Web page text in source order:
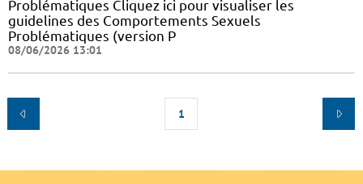
Problématiques Cliquez ici pour visualiser les
guidelines des Comportements Sexuels
Problématiques (version P
08/06/2026 13:01
1